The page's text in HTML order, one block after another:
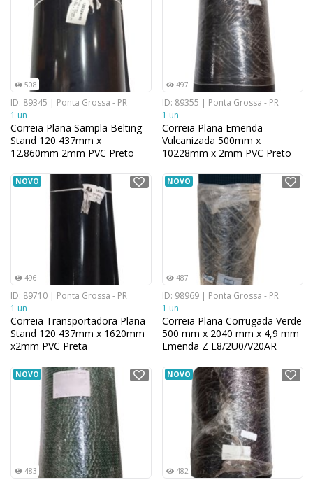
508
ID: 89345 | Ponta Grossa - PR
1 un
Correia Plana Sampla Belting
Stand 120 437mm x
12.860mm 2mm PVC Preto
497
ID: 89355 | Ponta Grossa - PR
1 un
Correia Plana Emenda
Vulcanizada 500mm x
10228mm x 2mm PVC Preto
NOVO
496
ID: 89710 | Ponta Grossa - PR
1 un
Correia Transportadora Plana
Stand 120 437mm x 1620mm
x2mm PVC Preta
NOVO
487
ID: 98969 | Ponta Grossa - PR
1 un
Correia Plana Corrugada Verde
500 mm x 2040 mm x 4,9 mm
Emenda Z E8/2U0/V20AR
NOVO
483
NOVO
482